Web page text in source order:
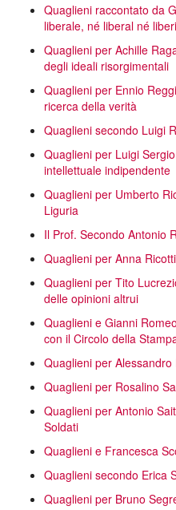
Quaglieni raccontato da
liberale, né liberal né
Quaglieni per Achille
degli ideali risorgimentali
Quaglieni per Ennio
ricerca della verità
Quaglieni secondo Luigi
Quaglieni per Luigi
intellettuale indipendente
Quaglieni per Umberto
Liguria
Il Prof. Secondo Antonio
Quaglieni per Anna
Quaglieni per Tito
delle opinioni altrui
Quaglieni e Gianni
con il Circolo della
Quaglieni per
Quaglieni per Rosalino
Quaglieni per Antonio
Soldati
Quaglieni e Francesca
Quaglieni secondo Erica
Quaglieni per Bruno